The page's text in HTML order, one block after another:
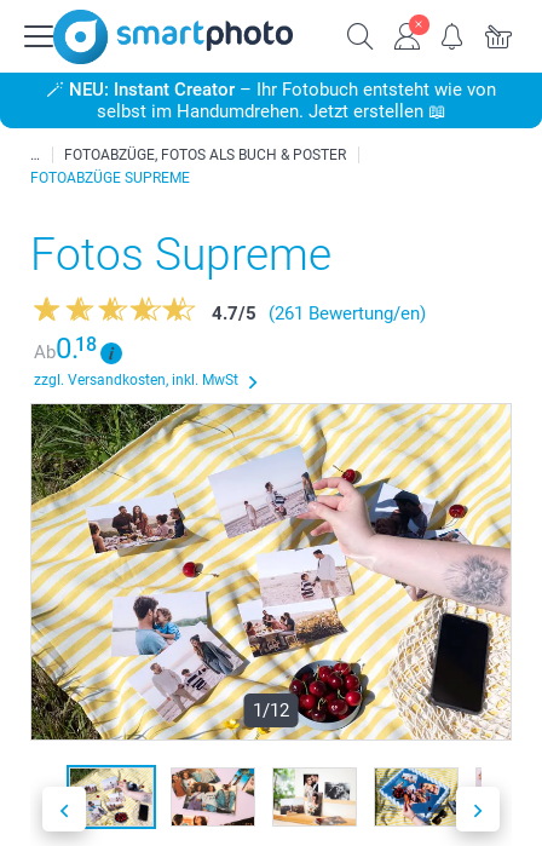
🪄 NEU: Instant Creator – Ihr Fotobuch entsteht wie von
selbst im Handumdrehen. Jetzt erstellen 📖
FOTOABZÜGE, FOTOS ALS BUCH & POSTER
FOTOABZÜGE SUPREME
Fotos Supreme
4.7/5
(261 Bewertung/en)
Ab0.18
zzgl. Versandkosten, inkl. MwSt
1/12